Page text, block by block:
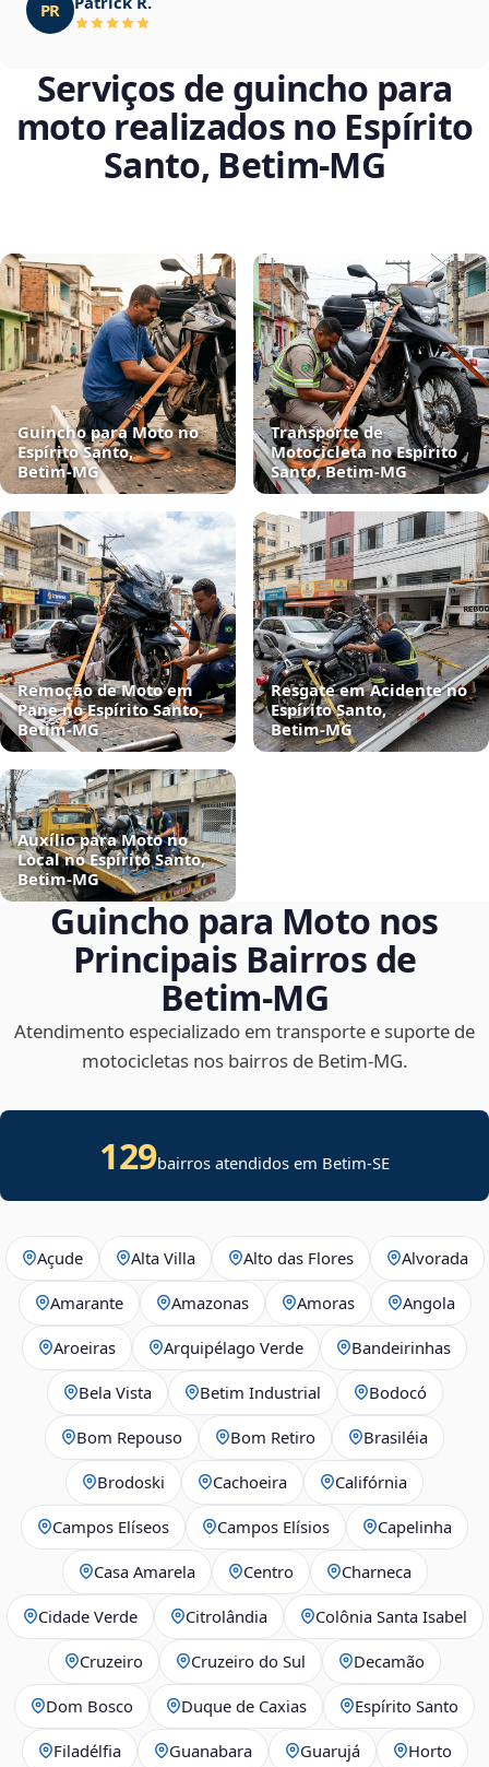
PR
Serviços de guincho para
moto realizados no Espírito
Santo, Betim‑MG
Guincho para Moto no
Espírito Santo,
Betim‑MG
Transporte de
Motocicleta no Espírito
Santo, Betim‑MG
Remoção de Moto em
Pane no Espírito Santo,
Betim‑MG
Resgate em Acidente no
Espírito Santo,
Betim‑MG
Auxílio para Moto no
Local no Espírito Santo,
Betim‑MG
Guincho para Moto nos
Principais Bairros de
Betim‑MG
Atendimento especializado em transporte e suporte de
motocicletas nos bairros de Betim‑MG.
129bairros atendidos em Betim-SE
Açude Alta Villa Alto das Flores Alvorada
Amarante Amazonas Amoras Angola
Aroeiras Arquipélago Verde Bandeirinhas
Bela Vista Betim Industrial Bodocó
Bom Repouso Bom Retiro Brasiléia
Brodoski Cachoeira Califórnia
Campos Elíseos Campos Elísios Capelinha
Casa Amarela Centro Charneca
Cidade Verde Citrolândia Colônia Santa Isabel
Cruzeiro Cruzeiro do Sul Decamão
Dom Bosco Duque de Caxias Espírito Santo
Filadélfia Guanabara Guarujá Horto